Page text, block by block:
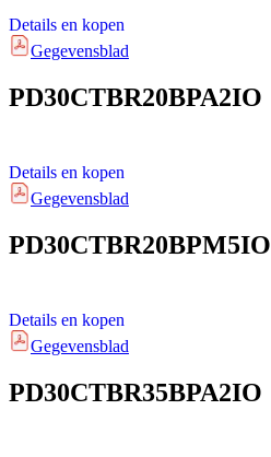
Details en kopen
Gegevensblad
PD30CTBR20BPA2IO
Details en kopen
Gegevensblad
PD30CTBR20BPM5IO
Details en kopen
Gegevensblad
PD30CTBR35BPA2IO